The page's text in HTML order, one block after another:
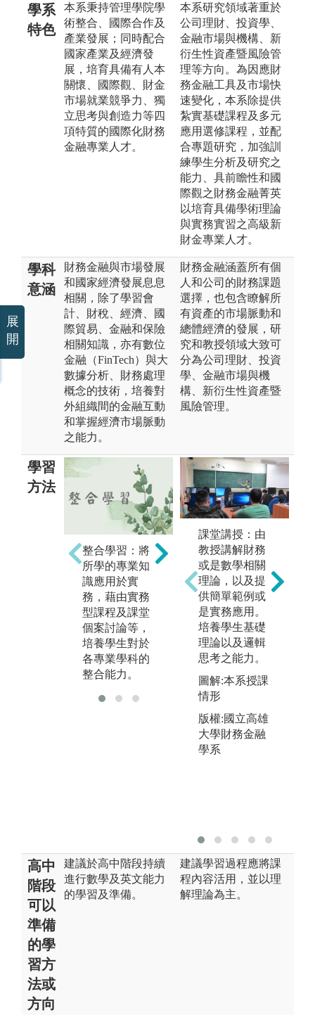
學系
特色
本系秉持管理學院學
術整合、國際合作及
產業發展；同時配合
國家產業及經濟發
展，培育具備有人本
關懷、國際觀、財金
市場就業競爭力、獨
立思考與創造力等四
項特質的國際化財務
金融專業人才。
本系研究領域著重於
公司理財、投資學、
金融市場與機構、新
衍生性資產暨風險管
理等方向。為因應財
務金融工具及市場快
速變化，本系除提供
紮實基礎課程及多元
應用選修課程，並配
合專題研究，加強訓
練學生分析及研究之
能力、具前瞻性和國
際觀之財務金融菁英
以培育具備學術理論
與實務實習之高級新
財金專業人才。
學科
意涵
財務金融與市場發展
和國家經濟發展息息
相關，除了學習會
計、財稅、經濟、國
際貿易、金融和保險
相關知識，亦有數位
金融（FinTech）與大
數據分析、財務處理
概念的技術，培養對
外組織間的金融互動
和掌握經濟市場脈動
之能力。
財務金融涵蓋所有個
人和公司的財務課題
選擇，也包含瞭解所
有資產的市場脈動和
總體經濟的發展，研
究和教授領域大致可
分為公司理財、投資
學、金融市場與機
構、新衍生性資產暨
風險管理。
學習
方法
整合學習：將
所學的專業知
識應用於實
務，藉由實務
型課程及課堂
個案討論等，
培養學生對於
各專業學科的
整合能力。
國際觀與外語
學習：透過多
元性的課程設
計搭配原文書
籍，培養學生
的國際觀與外
語學習能力。
課堂講授：由
教授講解財務
或是數學相關
理論，以及提
供簡單範例或
是實務應用。
培養學生基礎
理論以及邏輯
思考之能力。
圖解:本系授課
情形
版權:國立高雄
大學財務金融
學系
高中
階段
可以
準備
的學
習方
法或
方向
建議於高中階段持續
進行數學及英文能力
的學習及準備。
建議學習過程應將課
程內容活用，並以理
解理論為主。
展
開